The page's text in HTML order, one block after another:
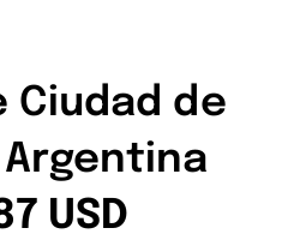
Ciudad de
USD